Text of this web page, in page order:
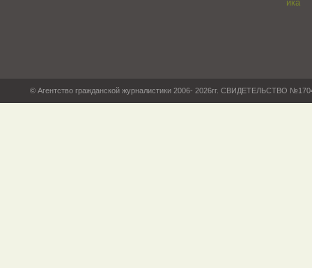
© Агентство гражданской журналистики 2006- 2026гг. СВИДЕТЕЛЬСТВО